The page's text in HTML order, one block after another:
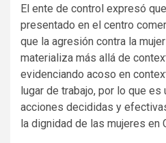
El ente de control expresó
presentado en el centro
que la agresión contra la
materializa más allá de
evidenciando acoso en
lugar de trabajo, por lo que
acciones decididas y
la dignidad de las mujeres en